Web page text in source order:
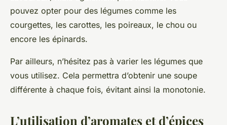
pouvez opter pour des légumes comme les
courgettes, les carottes, les poireaux, le chou ou
encore les épinards.
Par ailleurs, n’hésitez pas à varier les légumes que
vous utilisez. Cela permettra d’obtenir une soupe
différente à chaque fois, évitant ainsi la monotonie.
L’utilisation d’aromates et d’épices